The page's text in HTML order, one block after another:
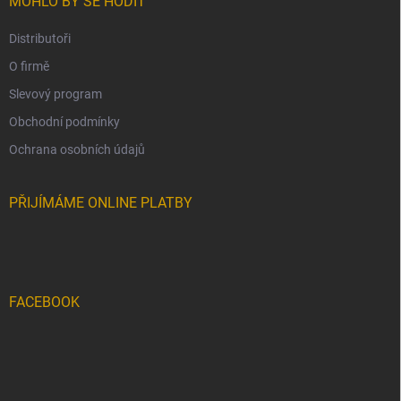
Distributoři
O firmě
Slevový program
Obchodní podmínky
Ochrana osobních údajů
PŘIJÍMÁME ONLINE PLATBY
FACEBOOK